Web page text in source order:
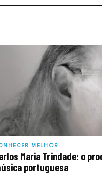
MELHOR
Maria Trindade: o
portuguesa